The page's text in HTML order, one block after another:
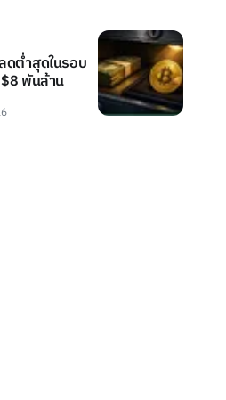
ดต่ำสุดในรอบ
$8 พันล้าน